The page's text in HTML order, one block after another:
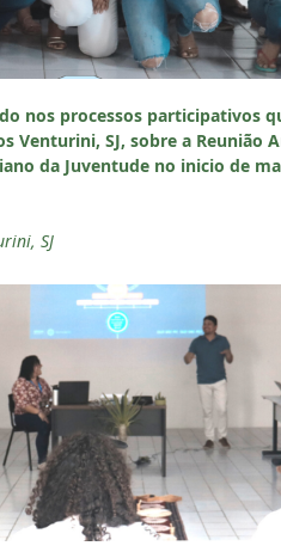
nos processos participativos
Venturini, SJ, sobre a Reunião
da Juventude no inicio de
SJ